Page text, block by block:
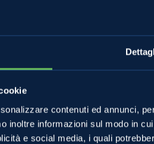
contenuti ed annunci,
inoltre informazioni sul modo in
e social media, i quali